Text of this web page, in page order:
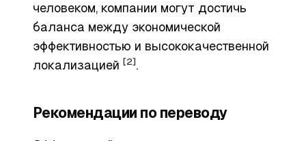
человеком, компании могут достичь
баланса между экономической
эффективностью и высококачественной
локализацией [2] .
Рекомендации по переводу